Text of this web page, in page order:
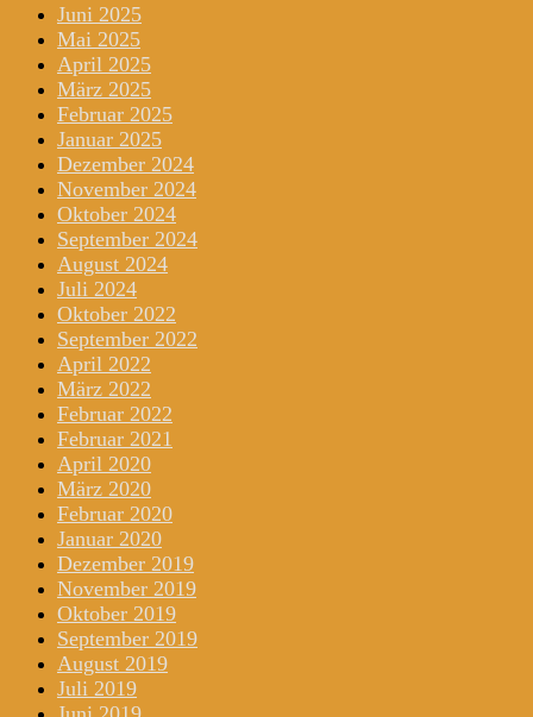
Juni 2025
Mai 2025
April 2025
März 2025
Februar 2025
Januar 2025
Dezember 2024
November 2024
Oktober 2024
September 2024
August 2024
Juli 2024
Oktober 2022
September 2022
April 2022
März 2022
Februar 2022
Februar 2021
April 2020
März 2020
Februar 2020
Januar 2020
Dezember 2019
November 2019
Oktober 2019
September 2019
August 2019
Juli 2019